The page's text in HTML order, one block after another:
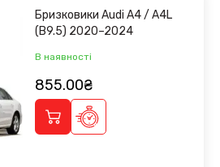
Бризковики Audi A4 / A4L
(B9.5) 2020–2024
В наявності
855.00₴